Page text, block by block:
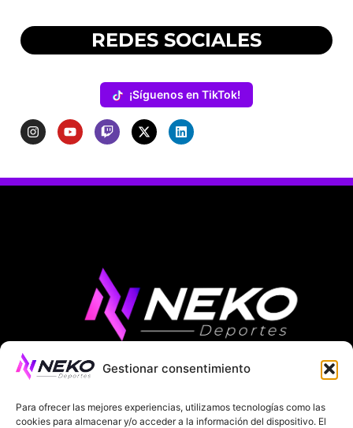
Gestionar consentimiento
Para ofrecer las mejores experiencias, utilizamos tecnologías como las
cookies para almacenar y/o acceder a la información del dispositivo. El
REDES SOCIALES
¡Síguenos en TikTok!
ÚLTIMAS NOTICIAS COMPETICIONES EUROPEAS
LA LIGA MUNDIAL 2026 FÚTBOL INTERNACIONAL